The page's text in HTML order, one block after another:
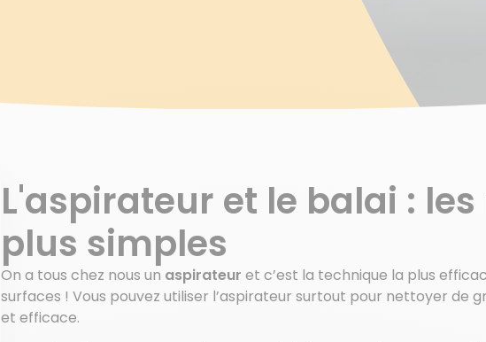
L'aspirateur et le balai :
plus simples
On a tous chez nous un aspirateur et c’est la technique la plus
surfaces ! Vous pouvez utiliser l’aspirateur surtout pour nettoyer de
et efficace.